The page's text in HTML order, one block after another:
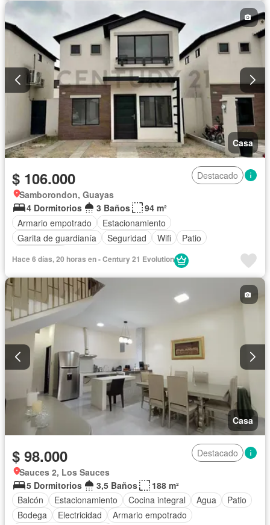
Casa
$ 106.000
Destacado
Samborondon, Guayas
4 Dormitorios
3 Baños
94 m²
Armario empotrado
Estacionamiento
Garita de guardianía
Seguridad Wifi
Patio
Hace 6 días, 20 horas en - Century 21 Evolution
Casa
$ 98.000
Destacado
Sauces 2, Los Sauces
5 Dormitorios
3,5 Baños
188 m²
Balcón
Estacionamiento Cocina integral Agua
Patio
Bodega
Electricidad
Armario empotrado